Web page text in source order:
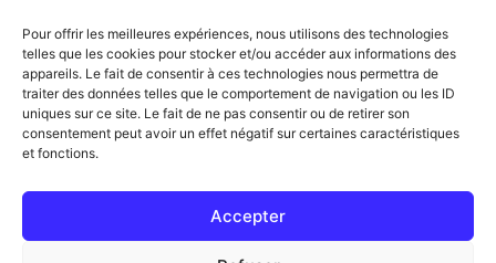
Pour offrir les meilleures expériences, nous utilisons des technologies
telles que les cookies pour stocker et/ou accéder aux informations des
appareils. Le fait de consentir à ces technologies nous permettra de
traiter des données telles que le comportement de navigation ou les ID
uniques sur ce site. Le fait de ne pas consentir ou de retirer son
consentement peut avoir un effet négatif sur certaines caractéristiques
et fonctions.
Accepter